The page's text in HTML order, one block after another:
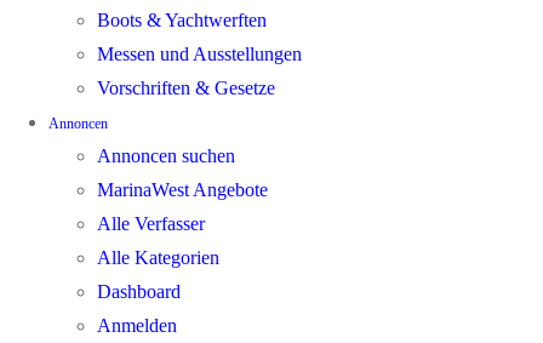
Boots & Yachtwerften
Messen und Ausstellungen
Vorschriften & Gesetze
Annoncen
Annoncen suchen
MarinaWest Angebote
Alle Verfasser
Alle Kategorien
Dashboard
Anmelden